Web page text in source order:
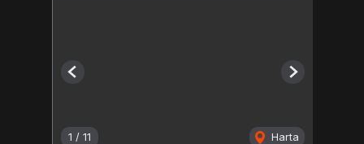
1 / 11 Harta
Previous Next